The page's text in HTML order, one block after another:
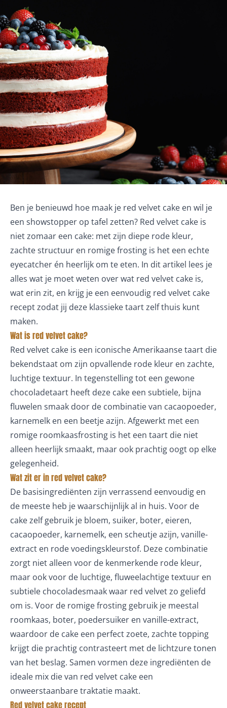
Ben je benieuwd hoe maak je red velvet cake en wil je
een showstopper op tafel zetten? Red velvet cake is
niet zomaar een cake: met zijn diepe rode kleur,
zachte structuur en romige frosting is het een echte
eyecatcher én heerlijk om te eten. In dit artikel lees je
alles wat je moet weten over wat red velvet cake is,
wat erin zit, en krijg je een eenvoudig red velvet cake
recept zodat jij deze klassieke taart zelf thuis kunt
maken.
Wat is red velvet cake?
Red velvet cake is een iconische Amerikaanse taart die
bekendstaat om zijn opvallende rode kleur en zachte,
luchtige textuur. In tegenstelling tot een gewone
chocoladetaart heeft deze cake een subtiele, bijna
fluwelen smaak door de combinatie van cacaopoeder,
karnemelk en een beetje azijn. Afgewerkt met een
romige roomkaasfrosting is het een taart die niet
alleen heerlijk smaakt, maar ook prachtig oogt op elke
gelegenheid.
Wat zit er in red velvet cake?
De basisingrediënten zijn verrassend eenvoudig en
de meeste heb je waarschijnlijk al in huis. Voor de
cake zelf gebruik je bloem, suiker, boter, eieren,
cacaopoeder, karnemelk, een scheutje azijn, vanille-
extract en rode voedingskleurstof. Deze combinatie
zorgt niet alleen voor de kenmerkende rode kleur,
maar ook voor de luchtige, fluweelachtige textuur en
subtiele chocoladesmaak waar red velvet zo geliefd
om is. Voor de romige frosting gebruik je meestal
roomkaas, boter, poedersuiker en vanille-extract,
waardoor de cake een perfect zoete, zachte topping
krijgt die prachtig contrasteert met de lichtzure tonen
van het beslag. Samen vormen deze ingrediënten de
ideale mix die van red velvet cake een
onweerstaanbare traktatie maakt.
Red velvet cake recept